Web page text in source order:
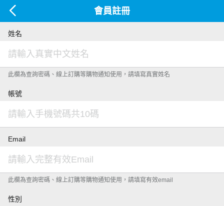
會員註冊
姓名
此欄為查詢密碼、線上訂購等購物通知使用，請填寫真實姓名
帳號
Email
此欄為查詢密碼、線上訂購等購物通知使用，請填寫有效email
性別